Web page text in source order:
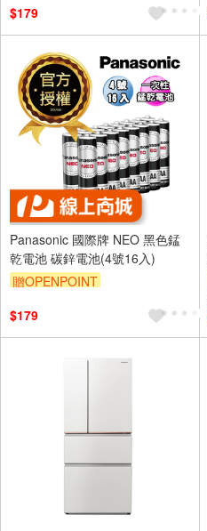
$179
Panasonic 國際牌 NEO 黑色錳
乾電池 碳鋅電池(4號16入)
贈OPENPOINT
$179